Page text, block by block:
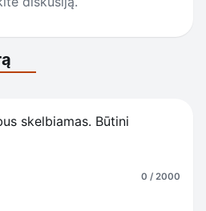
skelbiamas. Būtini
0 / 2000